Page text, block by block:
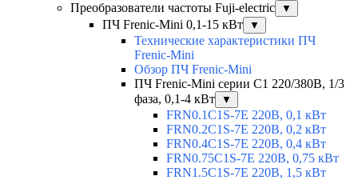
Преобразователи частоты Fuji-electric ▼
ПЧ Frenic-Mini 0,1-15 кВт ▼
Технические характеристики ПЧ
Frenic-Mini
Обзор ПЧ Frenic-Mini
ПЧ Frenic-Mini серии C1 220/380В, 1/3
фаза, 0,1-4 кВт
▼
FRN0.1C1S-7E 220В, 0,1 кВт
FRN0.2C1S-7E 220В, 0,2 кВт
FRN0.4C1S-7E 220В, 0,4 кВт
FRN0.75C1S-7E 220В, 0,75 кВт
FRN1.5C1S-7E 220В, 1,5 кВт